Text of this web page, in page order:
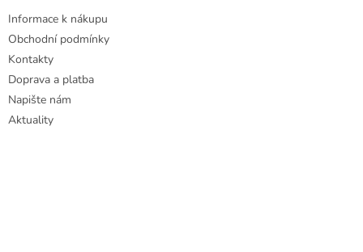
Informace k nákupu
Obchodní podmínky
Kontakty
Doprava a platba
Napište nám
Aktuality